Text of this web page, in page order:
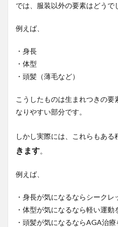
では、服装以外の要素はどうで
例えば、
・身長
・体型
・頭髪（薄毛など）
こうしたものは生まれつきの要
なりやすい部分です。
しかし実際には、これらもある
きます。
例えば、
・身長が気になるならシークレ
・体型が気になるなら軽い運動
・頭髪が気になるならAGA治療